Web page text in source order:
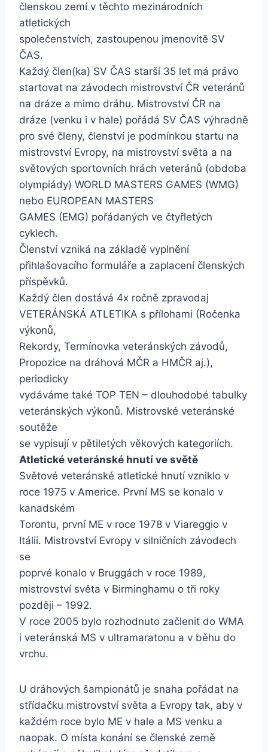
členskou zemí v těchto mezinárodních
atletických
společenstvích, zastoupenou jmenovitě SV
ČAS.
Každý člen(ka) SV ČAS starší 35 let má právo
startovat na závodech mistrovství ČR veteránů
na dráze a mimo dráhu. Mistrovství ČR na
dráze (venku i v hale) pořádá SV ČAS výhradně
pro své členy, členství je podmínkou startu na
mistrovství Evropy, na mistrovství světa a na
světových sportovních hrách veteránů (obdoba
olympiády) WORLD MASTERS GAMES (WMG)
nebo EUROPEAN MASTERS
GAMES (EMG) pořádaných ve čtyřletých
cyklech.
Členství vzniká na základě vyplnění
přihlašovacího formuláře a zaplacení členských
příspěvků.
Každý člen dostává 4x ročně zpravodaj
VETERÁNSKÁ ATLETIKA s přílohami (Ročenka
výkonů,
Rekordy, Termínovka veteránských závodů,
Propozice na dráhová MČR a HMČR aj.),
periodicky
vydáváme také TOP TEN – dlouhodobé tabulky
veteránských výkonů. Mistrovské veteránské
soutěže
se vypisují v pětiletých věkových kategoriích.
Atletické veteránské hnutí ve světě
Světové veteránské atletické hnutí vzniklo v
roce 1975 v Americe. První MS se konalo v
kanadském
Torontu, první ME v roce 1978 v Viareggio v
Itálii. Mistrovství Evropy v silničních závodech
se
poprvé konalo v Bruggách v roce 1989,
mistrovství světa v Birminghamu o tři roky
později – 1992.
V roce 2005 bylo rozhodnuto začlenit do WMA
i veteránská MS v ultramaratonu a v běhu do
vrchu.
U dráhových šampionátů je snaha pořádat na
střídačku mistrovství světa a Evropy tak, aby v
každém roce bylo ME v hale a MS venku a
naopak. O místa konání se členské země